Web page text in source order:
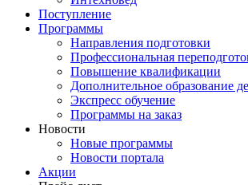
Поступление
Программы
Направления подготовки
Профессиональная
Повышение квалификации
Дополнительное образование
Экспресс обучение
Программы на заказ
Новости
Новые программы
Новости портала
Акции